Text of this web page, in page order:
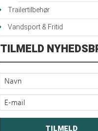
Trailertilbehør
Vandsport & Fritid
TILMELD